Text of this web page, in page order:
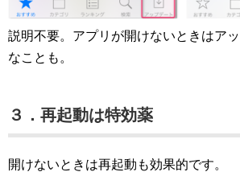
説明不要。アプリが開けないときはア
なことも。
３．再起動は特効薬
開けないときは再起動も効果的です。